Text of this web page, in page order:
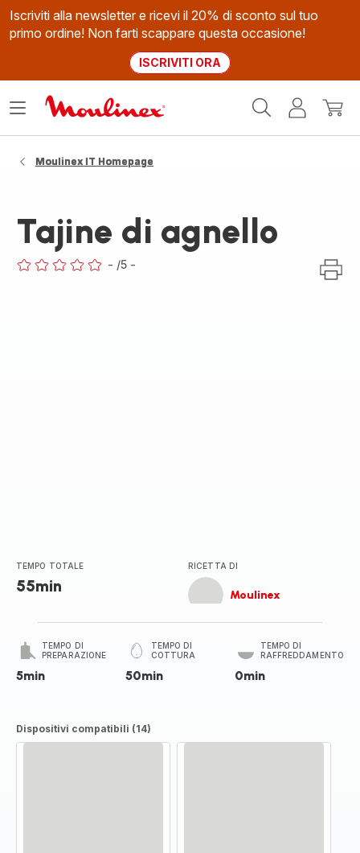
Iscriviti alla newsletter e ricevi il 20% di sconto sul tuo
primo ordine! Non farti scappare questa occasione!
ISCRIVITI ORA
Il
Apri
Moulinex IT Homepage
Tajine di agnello
- /5 -
TEMPO TOTALE
55min
RICETTA DI
Moulinex
TEMPO DI
PREPARAZIONE
5min
TEMPO DI
COTTURA
50min
TEMPO DI
RAFFREDDAMENTO
0min
Dispositivi compatibili (14)